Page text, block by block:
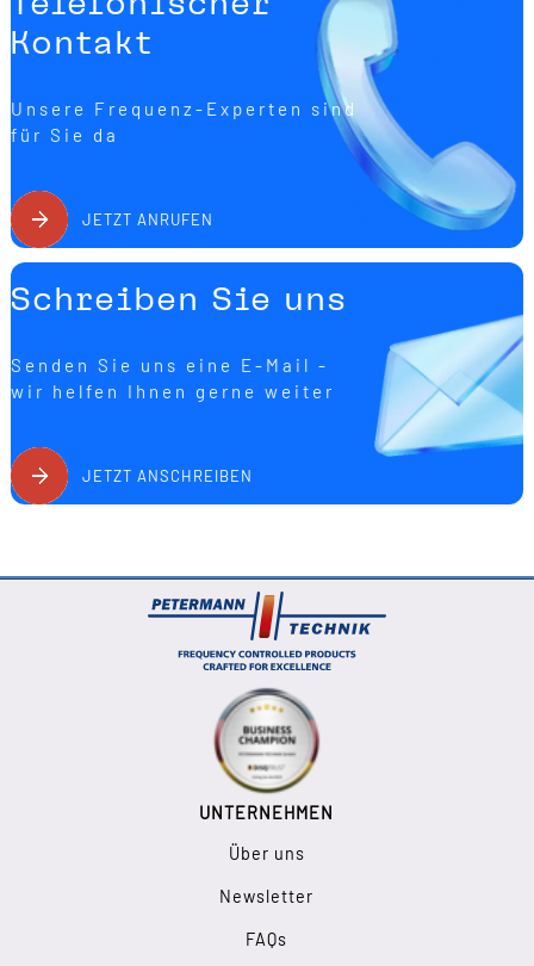
Kontakt
Unsere Frequenz-Experten sind
für Sie da
JETZT ANRUFEN
Schreiben Sie uns
Senden Sie uns eine E-Mail -
wir helfen Ihnen gerne weiter
JETZT ANSCHREIBEN
UNTERNEHMEN
Über uns
Newsletter
FAQs